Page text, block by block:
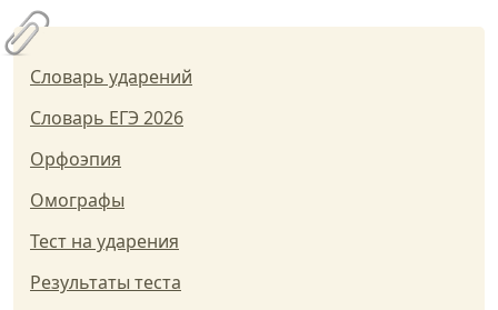
Словарь ударений
Словарь ЕГЭ 2026
Орфоэпия
Омографы
Тест на ударения
Результаты теста